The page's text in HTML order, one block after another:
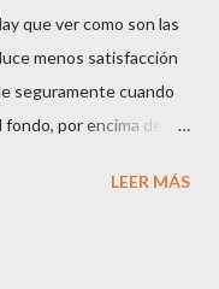
que ver como son las
menos satisfacción
seguramente cuando
por encima de la
tan transparentes en su
LEER MÁS